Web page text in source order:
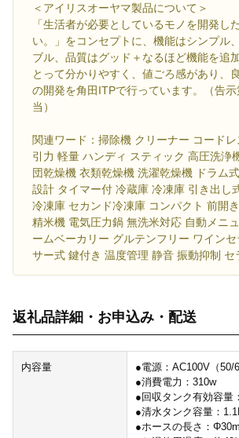
＜アイリスオーヤマ製品について＞
「生活者が必要としているモノを開発し
い。」をコンセプトに、機能はシンプル
ブル、品質はグッド＋なるほど機能を追
とって分かりやすく、値ごろ感があり、
の開発を角田ITPで行っています。（告
当）
関連ワード：掃除機 クリーナー コード
引力 軽量 ハンディ スティック 高圧洗浄
団乾燥機 衣類乾燥機 洗濯乾燥機 ドラム
設計 タイマー付 冷蔵庫 冷凍庫 引き出し
冷凍庫 セカンド冷凍庫 コンパクト 前開
精米機 電気圧力鍋 無洗米対応 自動メニ
ームベーカリー グルテンフリー ワイン
サー式 鍵付き 温度管理 静音 振動抑制 セ
返礼品詳細・お申込み・配送
内容量
●電源：AC100V（50/
●消費電力：310w
●回収タンク有効容量
●清水タンク容量：1.1L
●ホースの長さ：